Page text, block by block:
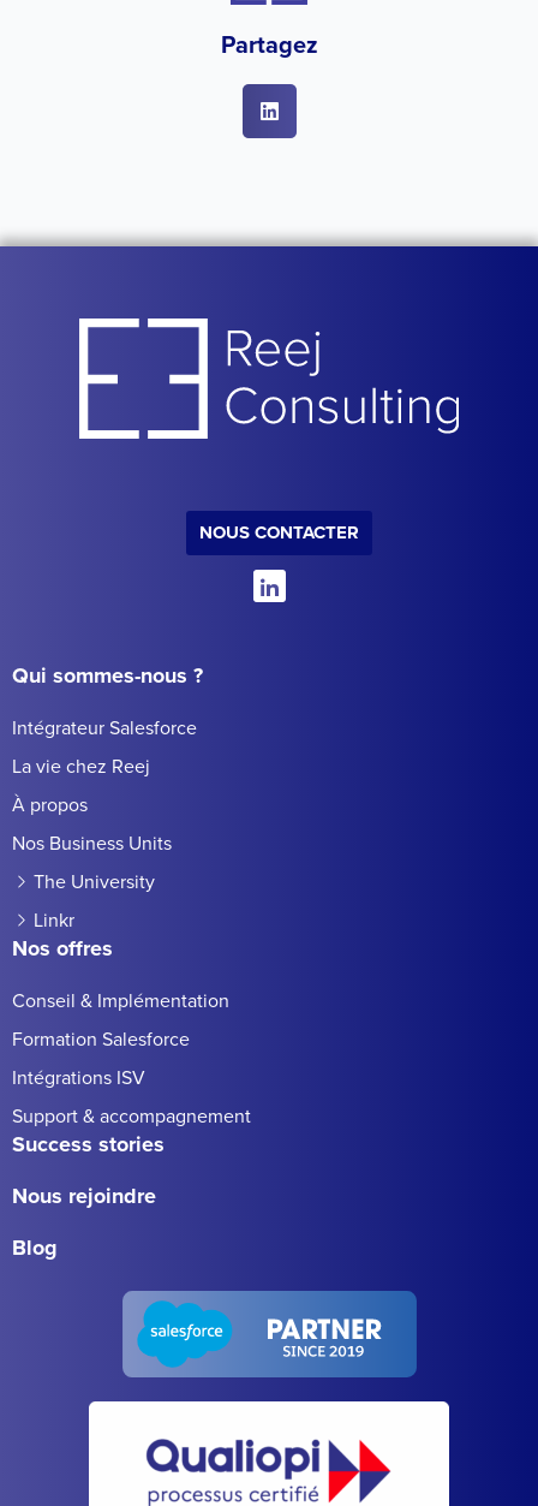
Partagez
NOUS CONTACTER
Qui sommes-nous ?
Intégrateur Salesforce
La vie chez Reej
À propos
Nos Business Units
The University
Linkr
Nos offres
Conseil & Implémentation
Formation Salesforce
Intégrations ISV
Support & accompagnement
Success stories
Nous rejoindre
Blog